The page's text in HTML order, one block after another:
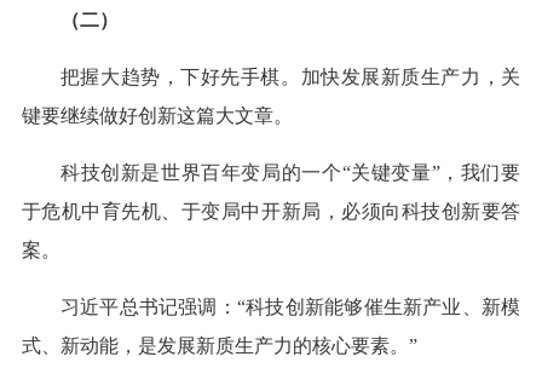
（二）
把握大趋势，下好先手棋。加快发展新质生产力，关
键要继续做好创新这篇大文章。
科技创新是世界百年变局的一个“关键变量”，我们要
于危机中育先机、于变局中开新局，必须向科技创新要答
案。
习近平总书记强调：“科技创新能够催生新产业、新模
式、新动能，是发展新质生产力的核心要素。”